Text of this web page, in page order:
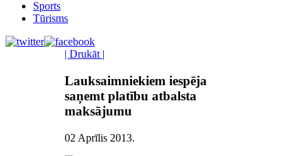
Sports
Tūrisms
| Drukāt |
Lauksaimniekiem iespēja
saņemt platību atbalsta
maksājumu
02 Aprīlis 2013.